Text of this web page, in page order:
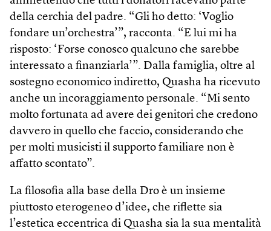
della cerchia del padre. “Gli ho detto: ‘Voglio
fondare un’orchestra’”, racconta. “E lui mi ha
risposto: ‘Forse conosco qualcuno che sarebbe
interessato a finanziarla’”. Dalla famiglia, oltre al
sostegno economico indiretto, Quasha ha ricevuto
anche un incoraggiamento personale. “Mi sento
molto fortunata ad avere dei genitori che credono
davvero in quello che faccio, considerando che
per molti musicisti il supporto familiare non è
affatto scontato”.
La filosofia alla base della Dro è un insieme
piuttosto eterogeneo d’idee, che riflette sia
l’estetica eccentrica di Quasha sia la sua mentalità